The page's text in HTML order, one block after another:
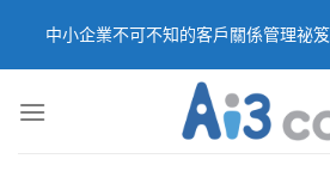
中小企業不可不知的客戶關係管理祕笈